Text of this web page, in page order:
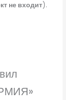
не входит).